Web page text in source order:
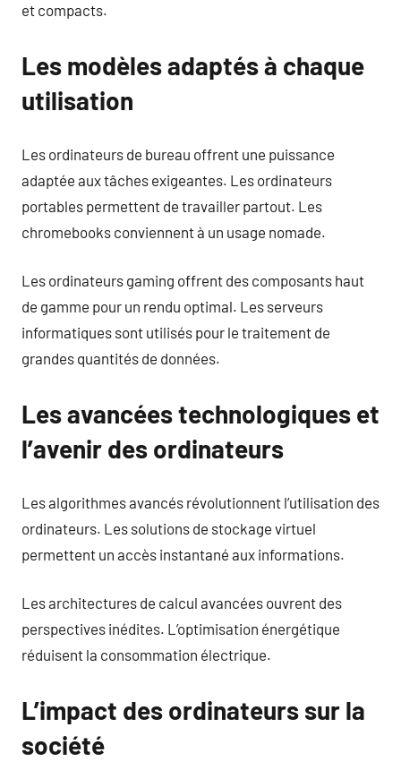
et compacts.
Les modèles adaptés à chaque
utilisation
Les ordinateurs de bureau offrent une puissance
adaptée aux tâches exigeantes. Les ordinateurs
portables permettent de travailler partout. Les
chromebooks conviennent à un usage nomade.
Les ordinateurs gaming offrent des composants haut
de gamme pour un rendu optimal. Les serveurs
informatiques sont utilisés pour le traitement de
grandes quantités de données.
Les avancées technologiques et
l’avenir des ordinateurs
Les algorithmes avancés révolutionnent l’utilisation des
ordinateurs. Les solutions de stockage virtuel
permettent un accès instantané aux informations.
Les architectures de calcul avancées ouvrent des
perspectives inédites. L’optimisation énergétique
réduisent la consommation électrique.
L’impact des ordinateurs sur la
société